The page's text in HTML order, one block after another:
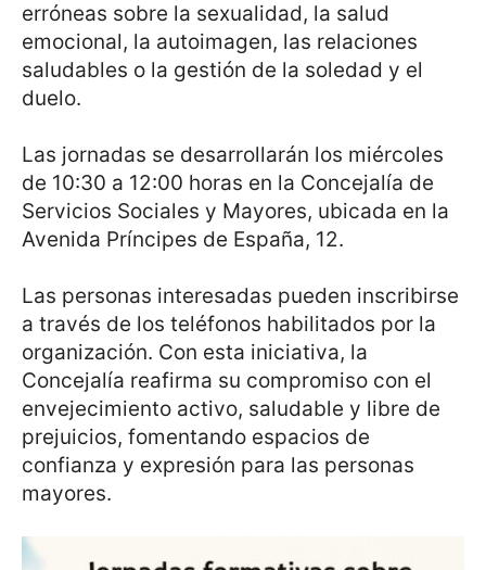
erróneas sobre la sexualidad, la salud
emocional, la autoimagen, las relaciones
saludables o la gestión de la soledad y el
duelo.
Las jornadas se desarrollarán los miércoles
de 10:30 a 12:00 horas en la Concejalía de
Servicios Sociales y Mayores, ubicada en la
Avenida Príncipes de España, 12.
Las personas interesadas pueden inscribirse
a través de los teléfonos habilitados por la
organización. Con esta iniciativa, la
Concejalía reafirma su compromiso con el
envejecimiento activo, saludable y libre de
prejuicios, fomentando espacios de
confianza y expresión para las personas
mayores.